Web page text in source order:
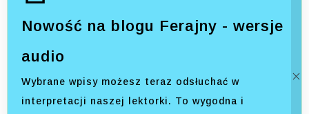
Nowość na blogu Ferajny - wersje
audio
Wybrane wpisy możesz teraz odsłuchać w
interpretacji naszej lektorki. To wygodna i